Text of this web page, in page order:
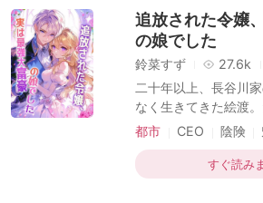
閲覧履歴
ログアウトします
都市
恋愛
人狼
追放された令嬢
の娘でした
鈴菜すず 27.6k
二十年以上、長谷川
なく生きてきた絵渡
がりはないと突きつ
間に、街中の笑い者となった。
けて農民の両親の家
都市 CEO 陰険
現代
すぐ読み